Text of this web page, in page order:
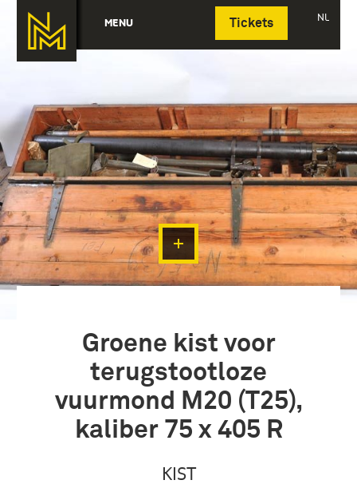
MENU Tickets NL
Deutsch
Groene kist voor
terugstootloze
vuurmond M20 (T25),
kaliber 75 x 405 R
KIST